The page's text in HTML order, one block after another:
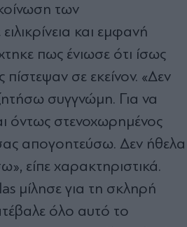
των
και εμφανή
πως ένιωσε ότι ίσως
σε εκείνον. «Δεν
συγγνώμη. Για να
όντως στενοχωρημένος
απογοητεύσω. Δεν ήθελα
είπε χαρακτηριστικά.
μίλησε για τη σκληρή
όλο αυτό το